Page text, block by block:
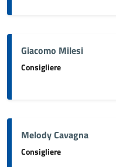
Giacomo Milesi
Consigliere
Melody Cavagna
Consigliere